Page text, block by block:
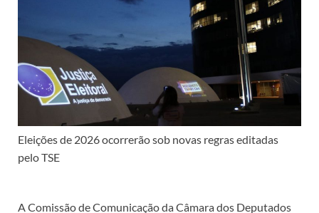
Eleições de 2026 ocorrerão sob novas regras editadas
pelo TSE
A Comissão de Comunicação da Câmara dos Deputados